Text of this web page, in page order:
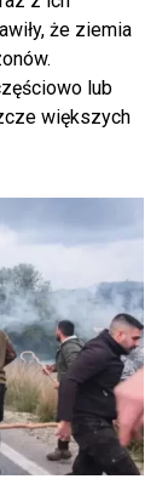
że ziemia
lub
większych